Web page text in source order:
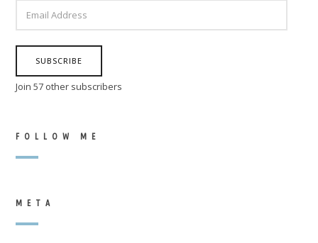
ADDRESS
SUBSCRIBE
Join 57 other subscribers
FOLLOW ME
META